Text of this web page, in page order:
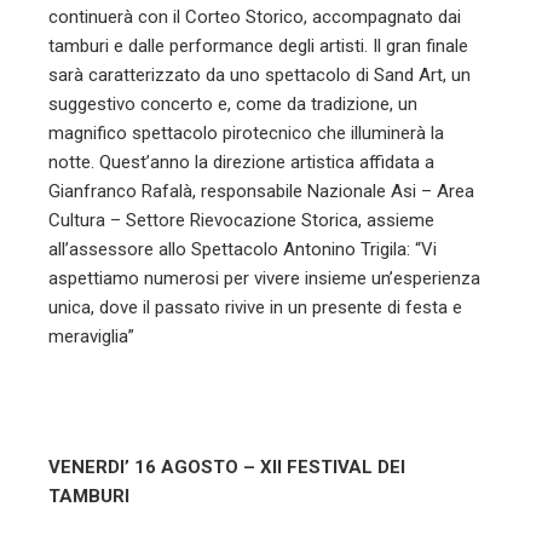
continuerà con il Corteo Storico, accompagnato dai
tamburi e dalle performance degli artisti. Il gran finale
sarà caratterizzato da uno spettacolo di Sand Art, un
suggestivo concerto e, come da tradizione, un
magnifico spettacolo pirotecnico che illuminerà la
notte. Quest’anno la direzione artistica affidata a
Gianfranco Rafalà, responsabile Nazionale Asi – Area
Cultura – Settore Rievocazione Storica, assieme
all’assessore allo Spettacolo Antonino Trigila: “Vi
aspettiamo numerosi per vivere insieme un’esperienza
unica, dove il passato rivive in un presente di festa e
meraviglia”
VENERDI’ 16 AGOSTO – XII FESTIVAL DEI
TAMBURI